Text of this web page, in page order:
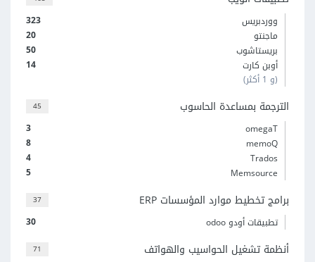
323
ووردبريس
20
ماجنتو
50
بريستاشوب
14
أوبن كارت
(و 1 أكثر)
45 الترجمة بمساعدة الحاسوب
3
omegaT
8
memoQ
4
Trados
5
Memsource
37 برامج تخطيط موارد المؤسسات ERP
30 تطبيقات أودو odoo
71 أنظمة تشغيل الحواسيب والهواتف